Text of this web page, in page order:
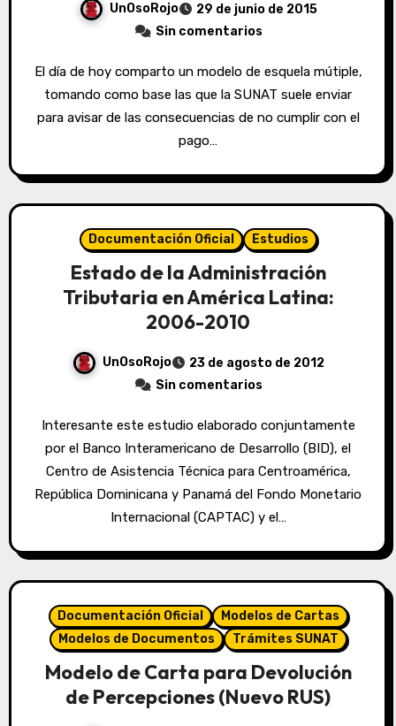
UnOsoRojo
29 de junio de 2015
Sin comentarios
El día de hoy comparto un modelo de esquela mútiple,
tomando como base las que la SUNAT suele enviar
para avisar de las consecuencias de no cumplir con el
pago…
Documentación Oficial Estudios
Estado de la Administración
Tributaria en América Latina:
2006-2010
UnOsoRojo
23 de agosto de 2012
Sin comentarios
Interesante este estudio elaborado conjuntamente
por el Banco Interamericano de Desarrollo (BID), el
Centro de Asistencia Técnica para Centroamérica,
República Dominicana y Panamá del Fondo Monetario
Internacional (CAPTAC) y el…
Documentación Oficial
Modelos de Cartas
Modelos de Documentos
Trámites SUNAT
Modelo de Carta para Devolución
de Percepciones (Nuevo RUS)